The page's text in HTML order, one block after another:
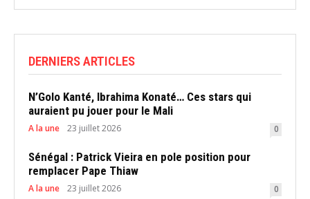
DERNIERS ARTICLES
N’Golo Kanté, Ibrahima Konaté… Ces stars qui
auraient pu jouer pour le Mali
A la une 23 juillet 2026 0
Sénégal : Patrick Vieira en pole position pour
remplacer Pape Thiaw
A la une 23 juillet 2026 0